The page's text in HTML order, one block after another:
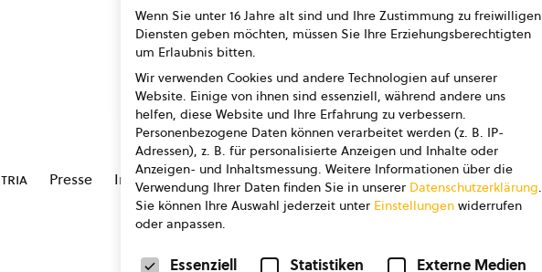
Kontakt
Presse Impressum Datenschutz AGB AGB Marketing GmbH
Wenn Sie unter 16 Jahre alt sind und Ihre Zustimmung zu freiwilligen
Diensten geben möchten, müssen Sie Ihre Erziehungsberechtigten
um Erlaubnis bitten.
Wir verwenden Cookies und andere Technologien auf unserer
Website. Einige von ihnen sind essenziell, während andere uns
helfen, diese Website und Ihre Erfahrung zu verbessern.
Personenbezogene Daten können verarbeitet werden (z. B. IP-
Adressen), z. B. für personalisierte Anzeigen und Inhalte oder
Anzeigen- und Inhaltsmessung. Weitere Informationen über die
Verwendung Ihrer Daten finden Sie in unserer Datenschutzerklärung.
Sie können Ihre Auswahl jederzeit unter Einstellungen widerrufen
oder anpassen.
Datenschutzeinstellungen
Essenziell Statistiken Externe Medien